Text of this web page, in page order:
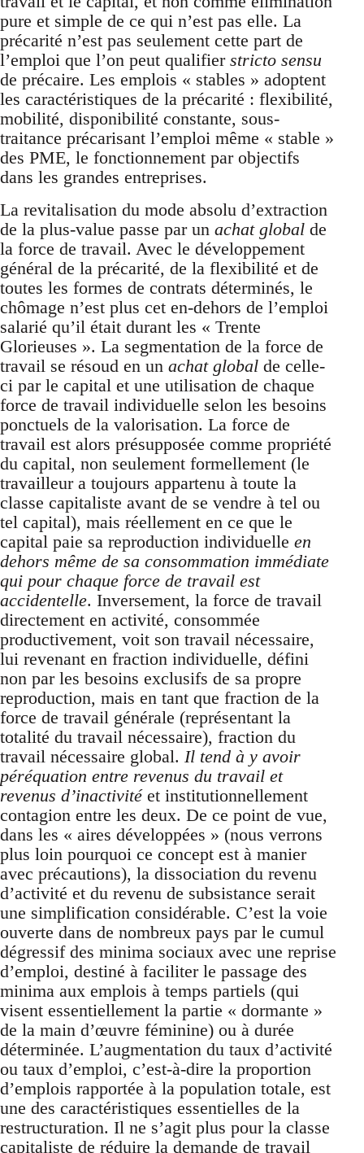
pure et simple de ce qui n’est pas elle. La
précarité n’est pas seulement cette part de
l’emploi que l’on peut qualifier stricto sensu
de précaire. Les emplois « stables » adoptent
les caractéristiques de la précarité : flexibilité,
mobilité, disponibilité constante, sous-
traitance précarisant l’emploi même « stable »
des PME, le fonctionnement par objectifs
dans les grandes entreprises.
La revitalisation du mode absolu d’extraction
de la plus-value passe par un achat global de
la force de travail. Avec le développement
général de la précarité, de la flexibilité et de
toutes les formes de contrats déterminés, le
chômage n’est plus cet en-dehors de l’emploi
salarié qu’il était durant les « Trente
Glorieuses ». La segmentation de la force de
travail se résoud en un achat global de celle-
ci par le capital et une utilisation de chaque
force de travail individuelle selon les besoins
ponctuels de la valorisation. La force de
travail est alors présupposée comme propriété
du capital, non seulement formellement (le
travailleur a toujours appartenu à toute la
classe capitaliste avant de se vendre à tel ou
tel capital), mais réellement en ce que le
capital paie sa reproduction individuelle en
dehors même de sa consommation immédiate
qui pour chaque force de travail est
accidentelle. Inversement, la force de travail
directement en activité, consommée
productivement, voit son travail nécessaire,
lui revenant en fraction individuelle, défini
non par les besoins exclusifs de sa propre
reproduction, mais en tant que fraction de la
force de travail générale (représentant la
totalité du travail nécessaire), fraction du
travail nécessaire global. Il tend à y avoir
péréquation entre revenus du travail et
revenus d’inactivitéet institutionnellement
contagion entre les deux. De ce point de vue,
dans les « aires développées » (nous verrons
plus loin pourquoi ce concept est à manier
avec précautions), la dissociation du revenu
d’activité et du revenu de subsistance serait
une simplification considérable. C’est la voie
ouverte dans de nombreux pays par le cumul
dégressif des minima sociaux avec une reprise
d’emploi, destiné à faciliter le passage des
minima aux emplois à temps partiels (qui
visent essentiellement la partie « dormante »
de la main d’œuvre féminine) ou à durée
déterminée. L’augmentation du taux d’activité
ou taux d’emploi, c’est-à-dire la proportion
d’emplois rapportée à la population totale, est
une des caractéristiques essentielles de la
restructuration. Il ne s’agit plus pour la classe
capitaliste de réduire la demande de travail